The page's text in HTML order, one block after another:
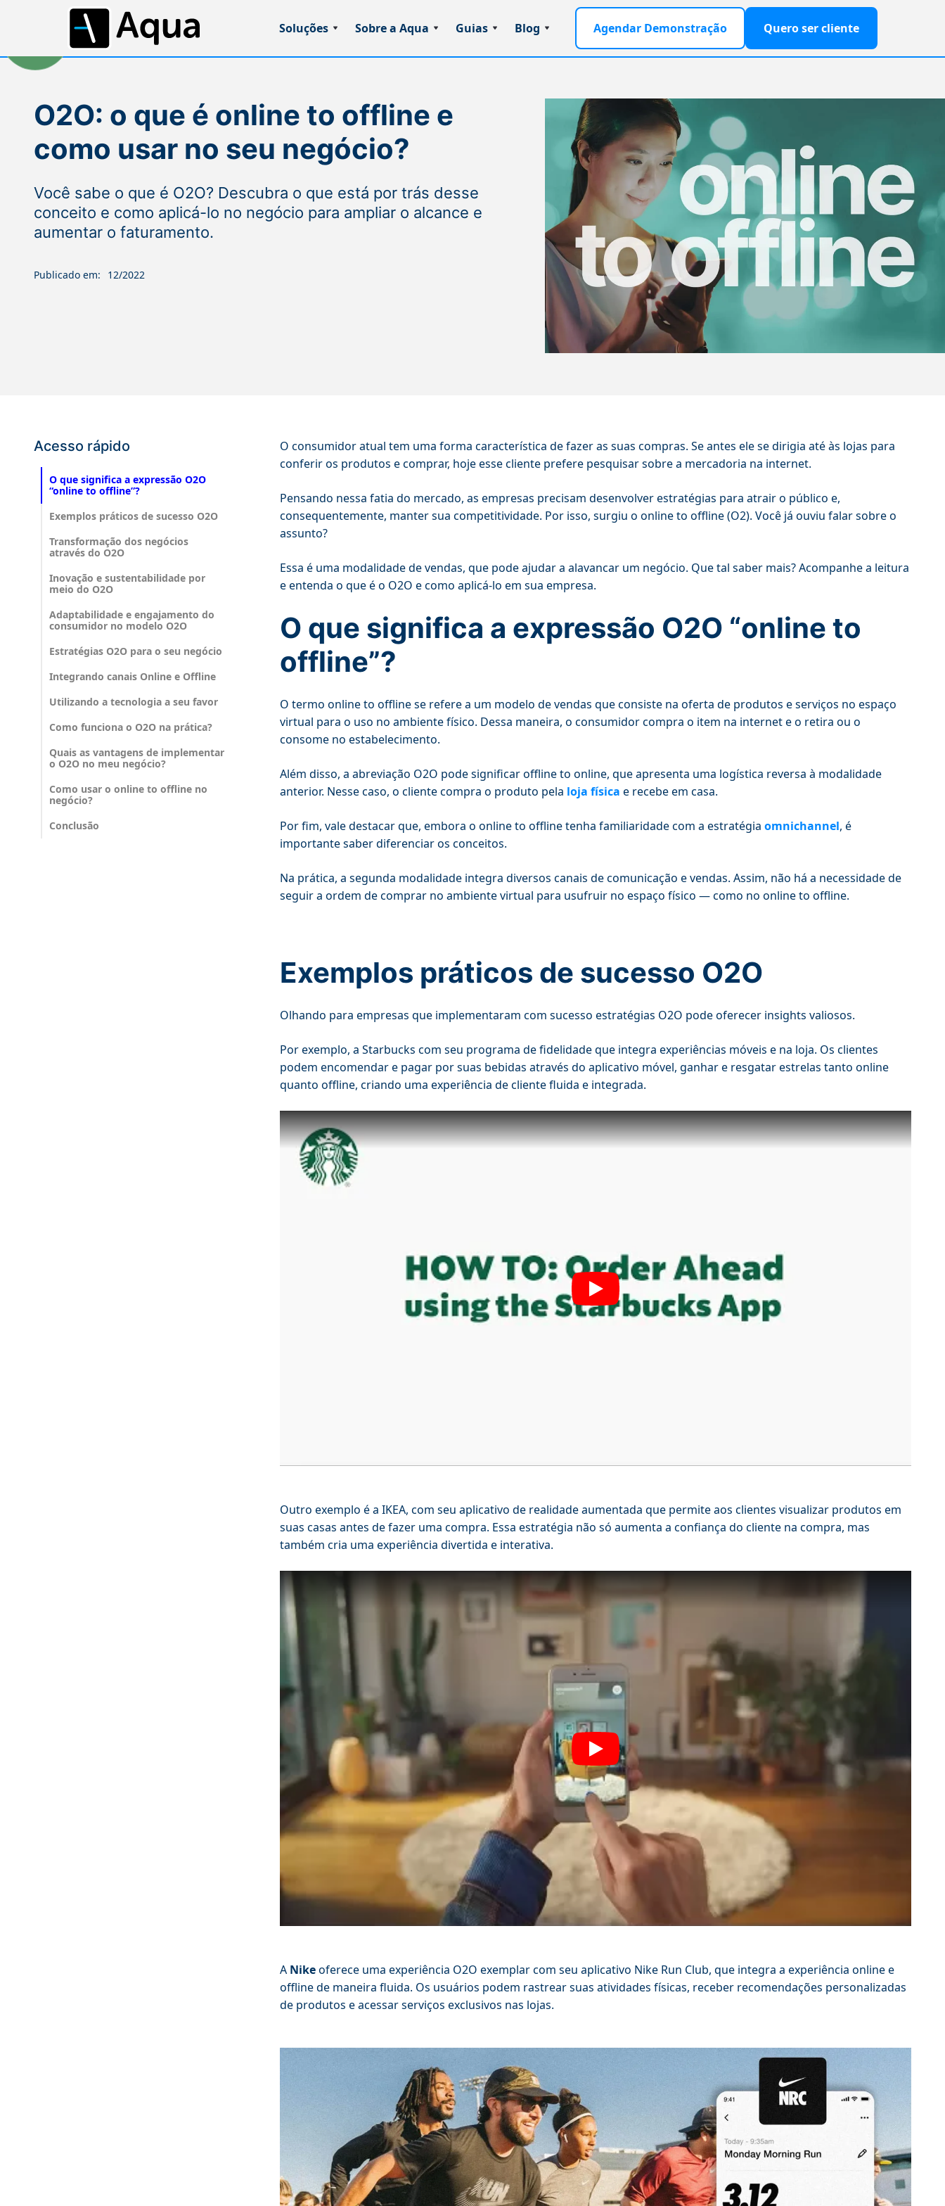
Soluções Sobre a Aqua Guias Blog Agendar Demonstração Quero ser cliente
O2O: o que é online to offline e
como usar no seu negócio?
Você sabe o que é O2O? Descubra o que está por trás desse
conceito e como aplicá-lo no negócio para ampliar o alcance e
aumentar o faturamento.
Publicado em: 12/2022
Acesso rápido
O que significa a expressão O2O
“online to offline”?
Exemplos práticos de sucesso O2O
Transformação dos negócios
através do O2O
Inovação e sustentabilidade por
meio do O2O
Adaptabilidade e engajamento do
consumidor no modelo O2O
Estratégias O2O para o seu negócio
Integrando canais Online e Offline
Utilizando a tecnologia a seu favor
Como funciona o O2O na prática?
Quais as vantagens de implementar
o O2O no meu negócio?
Como usar o online to offline no
negócio?
Conclusão
O consumidor atual tem uma forma característica de fazer as suas compras. Se antes ele se dirigia até às lojas para
conferir os produtos e comprar, hoje esse cliente prefere pesquisar sobre a mercadoria na internet.
Pensando nessa fatia do mercado, as empresas precisam desenvolver estratégias para atrair o público e,
consequentemente, manter sua competitividade. Por isso, surgiu o online to offline (O2). Você já ouviu falar sobre o
assunto?
Essa é uma modalidade de vendas, que pode ajudar a alavancar um negócio. Que tal saber mais? Acompanhe a leitura
e entenda o que é o O2O e como aplicá-lo em sua empresa.
O que significa a expressão O2O “online to
offline”?
O termo online to offline se refere a um modelo de vendas que consiste na oferta de produtos e serviços no espaço
virtual para o uso no ambiente físico. Dessa maneira, o consumidor compra o item na internet e o retira ou o
consome no estabelecimento.
Além disso, a abreviação O2O pode significar offline to online, que apresenta uma logística reversa à modalidade
anterior. Nesse caso, o cliente compra o produto pela loja física e recebe em casa.
Por fim, vale destacar que, embora o online to offline tenha familiaridade com a estratégia omnichannel, é
importante saber diferenciar os conceitos.
Na prática, a segunda modalidade integra diversos canais de comunicação e vendas. Assim, não há a necessidade de
seguir a ordem de comprar no ambiente virtual para usufruir no espaço físico — como no online to offline.
Exemplos práticos de sucesso O2O
Olhando para empresas que implementaram com sucesso estratégias O2O pode oferecer insights valiosos.
Por exemplo, a Starbucks com seu programa de fidelidade que integra experiências móveis e na loja. Os clientes
podem encomendar e pagar por suas bebidas através do aplicativo móvel, ganhar e resgatar estrelas tanto online
quanto offline, criando uma experiência de cliente fluida e integrada.
Outro exemplo é a IKEA, com seu aplicativo de realidade aumentada que permite aos clientes visualizar produtos em
suas casas antes de fazer uma compra. Essa estratégia não só aumenta a confiança do cliente na compra, mas
também cria uma experiência divertida e interativa.
A Nikeoferece uma experiência O2O exemplar com seu aplicativo Nike Run Club, que integra a experiência online e
offline de maneira fluida. Os usuários podem rastrear suas atividades físicas, receber recomendações personalizadas
de produtos e acessar serviços exclusivos nas lojas.